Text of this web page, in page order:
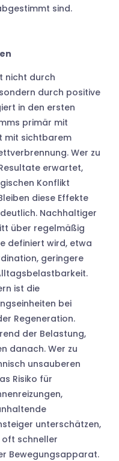
sind.
nicht durch
durch positive
in den ersten
primär mit
mit sichtbarem
Wer zu
erwartet,
Konflikt
diese Effekte
Nachhaltiger
über regelmäßig
definiert wird, etwa
geringere
ist die
bei
Regeneration.
der Belastung,
danach. Wer zu
unsauberen
Risiko für
unterschätzen,
oft schneller
Bewegungsapparat.